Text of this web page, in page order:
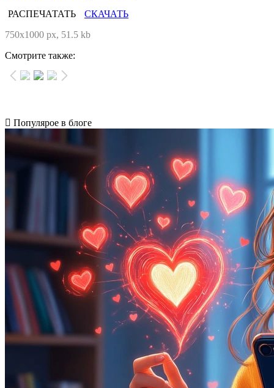
РАСПЕЧАТАТЬ
СКАЧАТЬ
750x1000 px, 51.5 kb
Смотрите также:
Популярое в блоге